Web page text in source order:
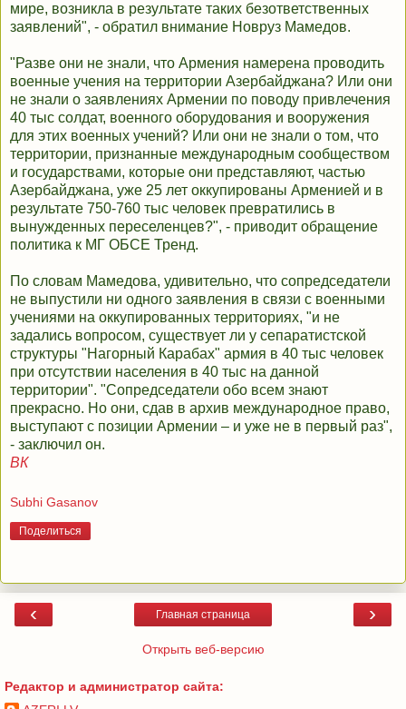
мире, возникла в результате таких безответственных
заявлений", - обратил внимание Новруз Мамедов.
"Разве они не знали, что Армения намерена проводить
военные учения на территории Азербайджана? Или они
не знали о заявлениях Армении по поводу привлечения
40 тыс солдат, военного оборудования и вооружения
для этих военных учений? Или они не знали о том, что
территории, признанные международным сообществом
и государствами, которые они представляют, частью
Азербайджана, уже 25 лет оккупированы Арменией и в
результате 750-760 тыс человек превратились в
вынужденных переселенцев?", - приводит обращение
политика к МГ ОБСЕ Тренд.
По словам Мамедова, удивительно, что сопредседатели
не выпустили ни одного заявления в связи с военными
учениями на оккупированных территориях, "и не
задались вопросом, существует ли у сепаратистской
структуры "Нагорный Карабах" армия в 40 тыс человек
при отсутствии населения в 40 тыс на данной
территории". "Сопредседатели обо всем знают
прекрасно. Но они, сдав в архив международное право,
выступают с позиции Армении – и уже не в первый раз",
- заключил он.
ВК
Subhi Gasanov
Поделиться
‹ ›
Главная страница
Открыть веб-версию
Редактор и администратор сайта: